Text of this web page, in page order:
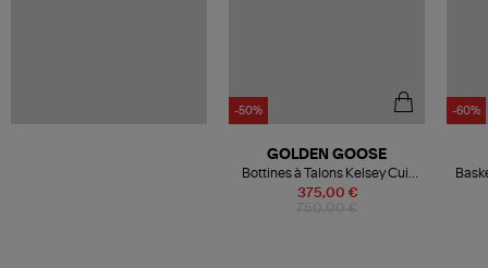
-50%
375,00 €
GOLDEN GOOSE
Bottines à Talons Kelsey Cuir
Noir
-60%